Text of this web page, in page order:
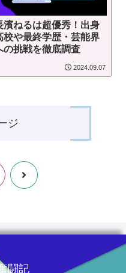
濱ねるは超優秀！出身
校や最終学歴・芸能界
の挑戦を徹底調査
2024.09.07
ジ
次
闘記